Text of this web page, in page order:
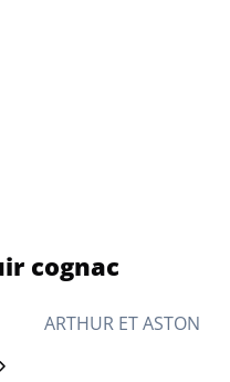
ARTHUR ET ASTON